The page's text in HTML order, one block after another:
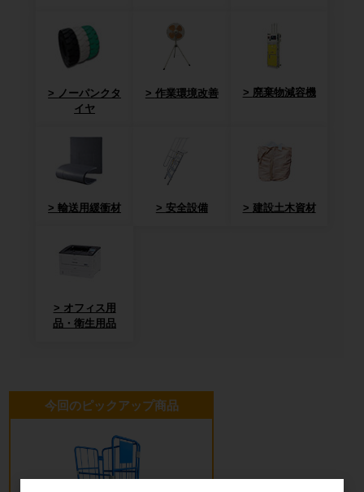
ノーパンクタ
イヤ
作業環境改善 廃棄物減容機
輸送用緩衝材 安全設備 建設土木資材
オフィス用
品・衛生用品
今回のピックアップ商品